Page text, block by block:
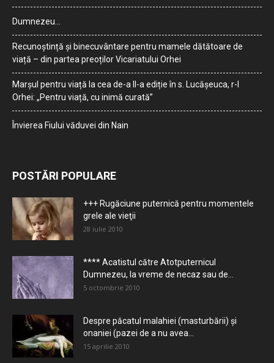
Dumnezeu…
Recunoștință și binecuvântare pentru mamele dătătoare de
viață – din partea preoților Vicariatului Orhei
Marșul pentru viață la cea de-a II-a ediție în s. Lucășeuca, r-l
Orhei: „Pentru viață, cu inimă curată”
Învierea Fiului văduvei din Nain
POSTĂRI POPULARE
+++ Rugăciune puternică pentru momentele
grele ale vieţii
28 iulie 2010
**** Acatistul către Atotputernicul
Dumnezeu, la vreme de necaz sau de...
5 octombrie 2010
Despre păcatul malahiei (masturbării) şi
onaniei (pazei de a nu avea...
15 aprilie 2010